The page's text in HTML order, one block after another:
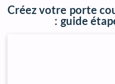
Créez votre porte
: guide